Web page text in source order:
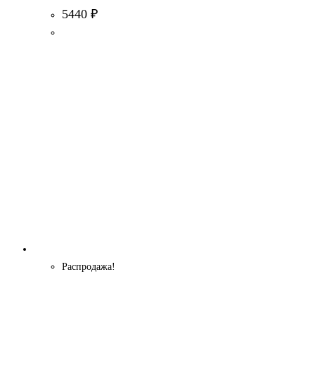
5440 ₽
Распродажа!